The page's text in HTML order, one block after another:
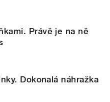
Právě je na ně
Dokonalá náhražka